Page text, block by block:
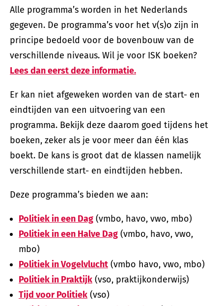
Alle programma’s worden in het Nederlands
gegeven. De programma’s voor het v(s)o zijn in
principe bedoeld voor de bovenbouw van de
verschillende niveaus. Wil je voor ISK boeken?
Lees dan eerst deze informatie.
Er kan niet afgeweken worden van de start- en
eindtijden van een uitvoering van een
programma. Bekijk deze daarom goed tijdens het
boeken, zeker als je voor meer dan één klas
boekt. De kans is groot dat de klassen namelijk
verschillende start- en eindtijden hebben.
Deze programma’s bieden we aan:
Politiek in een Dag (vmbo, havo, vwo, mbo)
Politiek in een Halve Dag (vmbo, havo, vwo,
mbo)
Politiek in Vogelvlucht (vmbo havo, vwo, mbo)
Politiek in Praktijk (vso, praktijkonderwijs)
Tijd voor Politiek (vso)